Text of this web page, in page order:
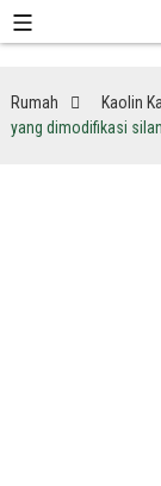
Rumah Kaolin
yang dimodifikasi